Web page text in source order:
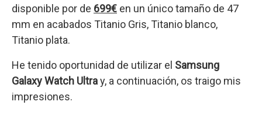
disponible por de 699€ en un único tamaño de 47
mm en acabados Titanio Gris, Titanio blanco,
Titanio plata.
He tenido oportunidad de utilizar el Samsung
Galaxy Watch Ultray, a continuación, os traigo mis
impresiones.